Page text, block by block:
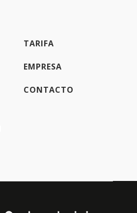
TARIFA
EMPRESA
CONTACTO